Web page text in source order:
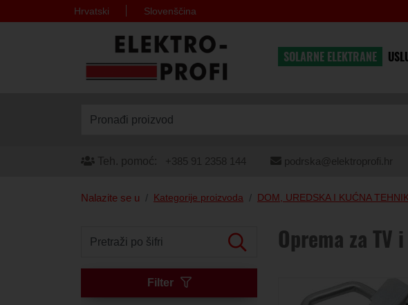
Hrvatski Slovenščina
SOLARNE ELEKTRANE
Pronađi proizvod
Teh. pomoć: +385 91 2358 144 podrska@elektroprofi.hr
Nalazite se u Kategorije proizvoda DOM, UREDSKA I KUĆNA
Pretraži po šifri
Filter
Oprema za TV